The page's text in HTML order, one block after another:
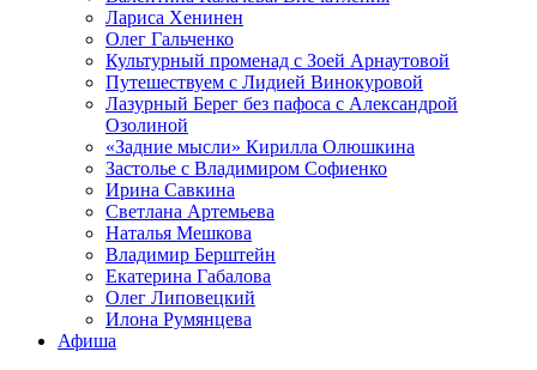
Лариса Хенинен
Олег Гальченко
Культурный променад с Зоей Арнаутовой
Путешествуем с Лидией Винокуровой
Лазурный Берег без пафоса с Александрой
Озолиной
«Задние мысли» Кирилла Олюшкина
Застолье с Владимиром Софиенко
Ирина Савкина
Светлана Артемьева
Наталья Мешкова
Владимир Берштейн
Екатерина Габалова
Олег Липовецкий
Илона Румянцева
Афиша